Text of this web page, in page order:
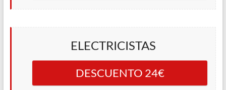
ELECTRICISTAS
DESCUENTO 24€